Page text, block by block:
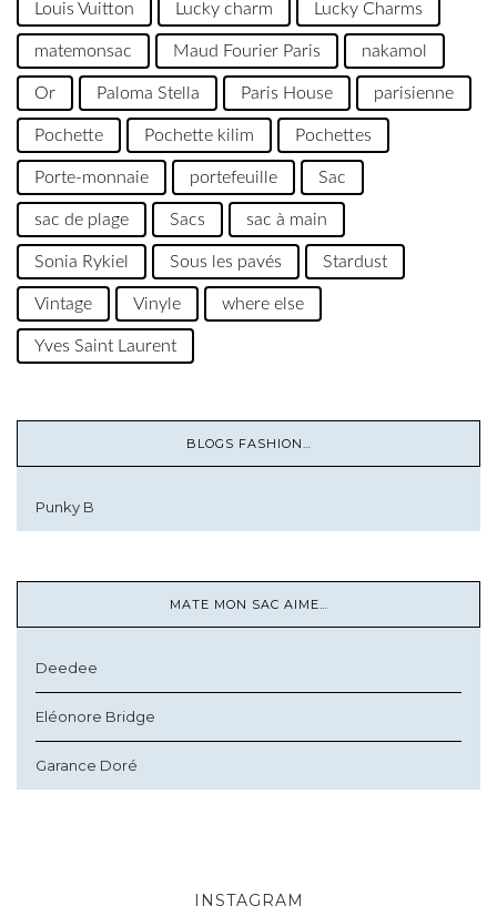
Louis Vuitton Lucky charm Lucky Charms
matemonsac Maud Fourier Paris nakamol
Or Paloma Stella Paris House parisienne
Pochette Pochette kilim Pochettes
Porte-monnaie portefeuille Sac
sac de plage Sacs sac à main
Sonia Rykiel Sous les pavés Stardust
Vintage Vinyle where else
Yves Saint Laurent
BLOGS FASHION…
Punky B
MATE MON SAC AIME…
Deedee
Eléonore Bridge
Garance Doré
INSTAGRAM